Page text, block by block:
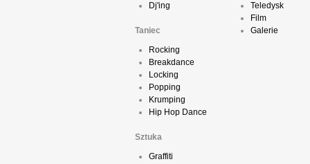
Dj'ing
Taniec
Rocking
Breakdance
Locking
Popping
Krumping
Hip Hop Dance
Sztuka
Graffiti
Teledysk
Film
Galerie